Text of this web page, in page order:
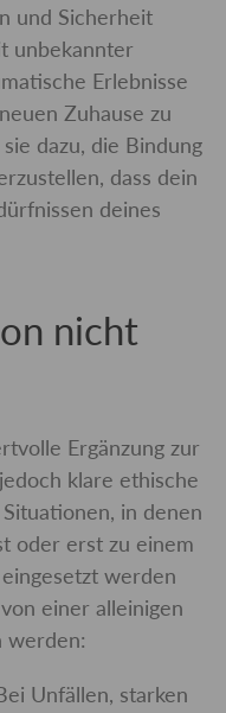
und Sicherheit
unbekannter
Erlebnisse
Zuhause zu
dazu, die Bindung
dass dein
deines
nicht
Ergänzung zur
klare ethische
in denen
oder erst zu einem
werden
einer alleinigen
werden:
Unfällen, starken